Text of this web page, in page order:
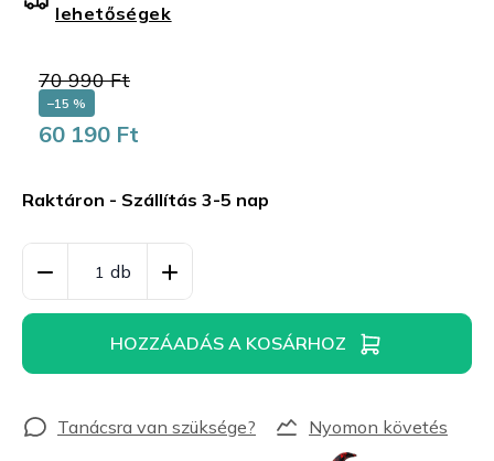
70 990 Ft
–15 %
60 190 Ft
Raktáron - Szállítás 3-5 nap
lehetőségek
HOZZÁADÁS A KOSÁRHOZ
Nyomon követés